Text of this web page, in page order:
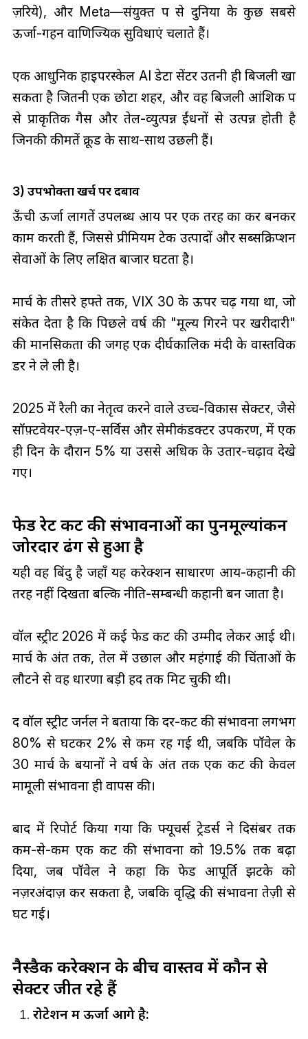
ज़रिये), और Meta—संयुक्त रूप से दुनिया के कुछ सबसे
ऊर्जा-गहन वाणिज्यिक सुविधाएं चलाते हैं।
एक आधुनिक हाइपरस्केल AI डेटा सेंटर उतनी ही बिजली खा
सकता है जितनी एक छोटा शहर, और वह बिजली आंशिक रूप
से प्राकृतिक गैस और तेल-व्युत्पन्न ईंधनों से उत्पन्न होती है
जिनकी कीमतें क्रूड के साथ-साथ उछली हैं।
3) उपभोक्ता खर्च पर दबाव
ऊँची ऊर्जा लागतें उपलब्ध आय पर एक तरह का कर बनकर
काम करती हैं, जिससे प्रीमियम टेक उत्पादों और सब्सक्रिप्शन
सेवाओं के लिए लक्षित बाजार घटता है।
मार्च के तीसरे हफ्ते तक, VIX 30 के ऊपर चढ़ गया था, जो
संकेत देता है कि पिछले वर्ष की "मूल्य गिरने पर खरीदारी"
की मानसिकता की जगह एक दीर्घकालिक मंदी के वास्तविक
डर ने ले ली है।
2025 में रैली का नेतृत्व करने वाले उच्च-विकास सेक्टर, जैसे
सॉफ़्टवेयर-एज़-ए-सर्विस और सेमीकंडक्टर उपकरण, में एक
ही दिन के दौरान 5% या उससे अधिक के उतार-चढ़ाव देखे
गए।
फेड रेट कट की संभावनाओं का पुनर्मूल्यांकन
जोरदार ढंग से हुआ है
यही वह बिंदु है जहाँ यह करेक्शन साधारण आय-कहानी की
तरह नहीं दिखता बल्कि नीति-सम्बन्धी कहानी बन जाता है।
वॉल स्ट्रीट 2026 में कई फेड कट की उम्मीद लेकर आई थी।
मार्च के अंत तक, तेल में उछाल और महंगाई की चिंताओं के
लौटने से वह धारणा बड़ी हद तक मिट चुकी थी।
द वॉल स्ट्रीट जर्नल ने बताया कि दर-कट की संभावना लगभग
80% से घटकर 2% से कम रह गई थी, जबकि पॉवेल के
30 मार्च के बयानों ने वर्ष के अंत तक एक कट की केवल
मामूली संभावना ही वापस की।
बाद में रिपोर्ट किया गया कि फ्यूचर्स ट्रेडर्स ने दिसंबर तक
कम-से-कम एक कट की संभावना को 19.5% तक बढ़ा
दिया, जब पॉवेल ने कहा कि फेड आपूर्ति झटके को
नज़रअंदाज़ कर सकता है, जबकि वृद्धि की संभावना तेज़ी से
घट गई।
नैस्डैक करेक्शन के बीच वास्तव में कौन से
सेक्टर जीत रहे हैं
रोटेशन में ऊर्जा आगे है: